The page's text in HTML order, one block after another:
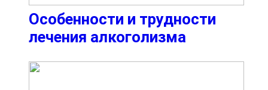
Особенности и трудности
лечения алкоголизма